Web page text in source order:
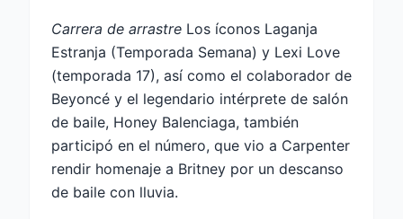
Carrera de arrastre Los íconos Laganja
Estranja (Temporada Semana) y Lexi Love
(temporada 17), así como el colaborador de
Beyoncé y el legendario intérprete de salón
de baile, Honey Balenciaga, también
participó en el número, que vio a Carpenter
rendir homenaje a Britney por un descanso
de baile con lluvia.